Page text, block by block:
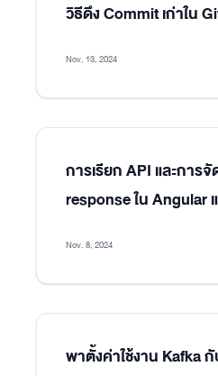
วิธีดึง Commit เก่าใน
Nov. 13, 2024
การเรียก API และการ
response ใน Angular
Nov. 8, 2024
พาตั้งค่าใช้งาน Kafka